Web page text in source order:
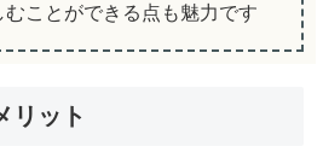
ことができる点も魅力です
ット